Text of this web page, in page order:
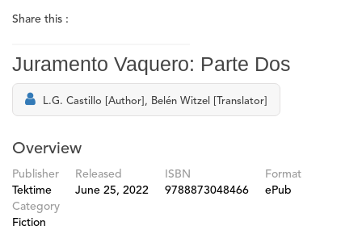
Share this :
Juramento Vaquero: Parte Dos
L.G. Castillo [Author], Belén Witzel [Translator]
Overview
Publisher
Tektime
Released
June 25, 2022
ISBN
9788873048466
Format
ePub
Category
Fiction